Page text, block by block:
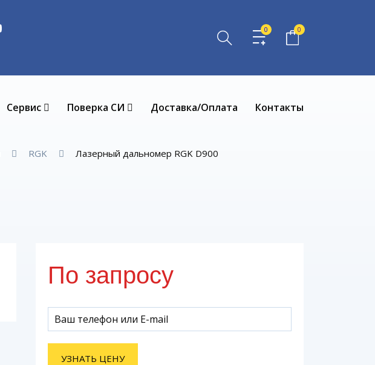
0 0
Сервис Поверка СИ Доставка/Оплата Контакты
RGK Лазерный дальномер RGK D900
По запросу
УЗНАТЬ ЦЕНУ